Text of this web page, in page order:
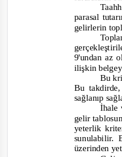
parasal
gelirlerin
9'undan az
ilişkin
Bu
Bu
sağlanıp
İhale
gelir
yeterlik
sunulabilir.
üzerinden